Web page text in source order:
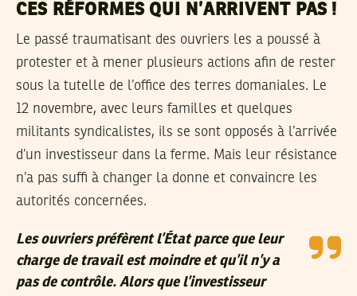
CES RÉFORMES QUI N’ARRIVENT PAS !
Le passé traumatisant des ouvriers les a poussé à
protester et à mener plusieurs actions afin de rester
sous la tutelle de l’office des terres domaniales. Le
12 novembre, avec leurs familles et quelques
militants syndicalistes, ils se sont opposés à l’arrivée
d’un investisseur dans la ferme. Mais leur résistance
n’a pas suffi à changer la donne et convaincre les
autorités concernées.
Les ouvriers préfèrent l’État parce que leur
charge de travail est moindre et qu’il n’y a
pas de contrôle. Alors que l’investisseur